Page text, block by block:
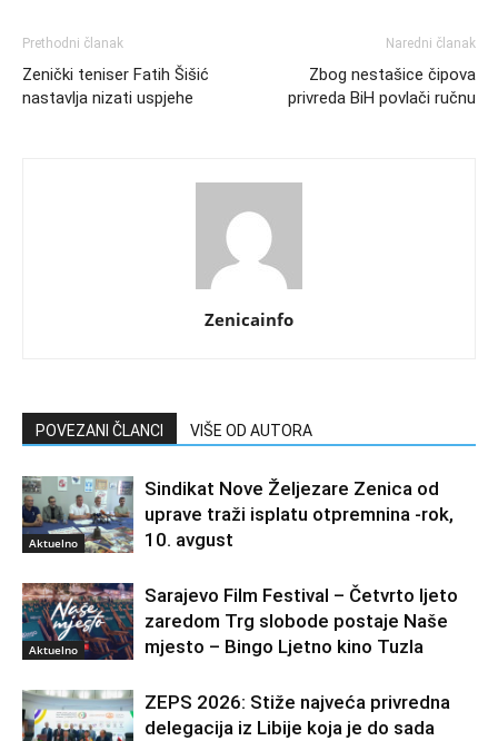
Prethodni članak
Zenički teniser Fatih Šišić
nastavlja nizati uspjehe
Naredni članak
Zbog nestašice čipova
privreda BiH povlači ručnu
Zenicainfo
POVEZANI ČLANCI VIŠE OD AUTORA
Aktuelno
Sindikat Nove Željezare Zenica od
uprave traži isplatu otpremnina -rok,
10. avgust
Aktuelno
Sarajevo Film Festival – Četvrto ljeto
zaredom Trg slobode postaje Naše
mjesto – Bingo Ljetno kino Tuzla
ZEPS 2026: Stiže najveća privredna
delegacija iz Libije koja je do sada